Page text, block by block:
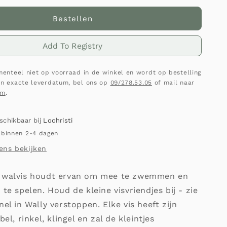
Bestellen
Add To Registry
niet op voorraad in de winkel en wordt op bestelling
exacte leverdatum, bel ons op 09/278.53.05 of mail naar
.
bij Lochristi
2-4 dagen
bekijken
walvis houdt ervan om mee te zwemmen en
spelen. Houd de kleine visvriendjes bij - zie
in Wally verstoppen. Elke vis heeft zijn
rinkel, klingel en zal de kleintjes